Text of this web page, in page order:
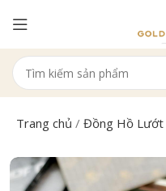
Trang chủ /Đồng Hồ Lướt